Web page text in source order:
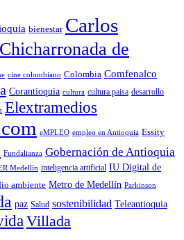
bienestar Carlos
Chicharronada de
cine colombiano Colombia Comfenalco
Corantioquia cultura cultura paisa desarrollo
Elextramedios
eMPLEO empleo en Antioquia Essity
Fundalianza Gobernación de Antioquia
Medellín inteligencia artificial IU Digital de
ambiente Metro de Medellín Parkinson
paz Salud sostenibilidad Teleantioquia
Villada